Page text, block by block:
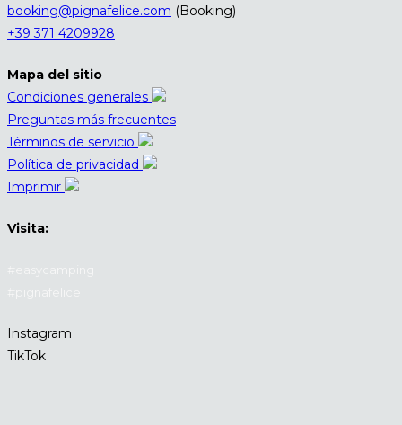
booking@pignafelice.com (Booking)
+39 371 4209928
Mapa del sitio
Condiciones generales
Preguntas más frecuentes
Términos de servicio
Política de privacidad
Imprimir
Visita:
Instagram
TikTok